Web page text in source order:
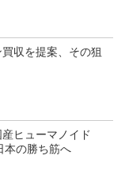
収を提案、その狙
ヒューマノイド
本の勝ち筋へ